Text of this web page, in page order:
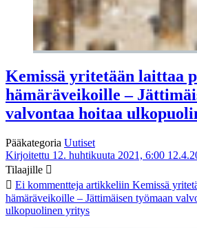
Kemissä yritetään laittaa
hämäräveikoille –
valvontaa hoitaa
Pääkategoria Uutiset
Kirjoitettu 12. huhtikuuta 2021, 6:00
Tilaajille
Ei kommentteja artikkeliin Kemissä
hämäräveikoille – Jättimäisen työmaan
ulkopuolinen yritys